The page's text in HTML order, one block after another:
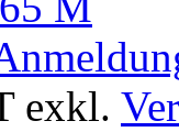
exkl.